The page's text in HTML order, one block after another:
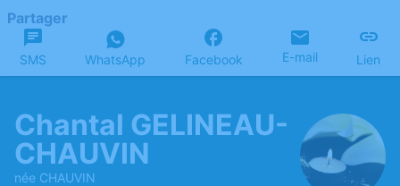
Partager
SMS WhatsApp Facebook E-mail Lien
Chantal GELINEAU-
CHAUVIN
née CHAUVIN